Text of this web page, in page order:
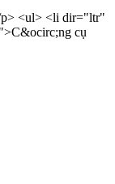
<ul> <li dir="ltr"
cụ